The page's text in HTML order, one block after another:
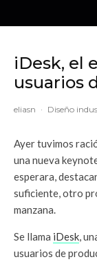
iDesk, el
usuarios
eliasn · Diseño
Ayer tuvimos
una nueva
esperara,
suficiente, otro
manzana.
Se llama iDesk,
usuarios de